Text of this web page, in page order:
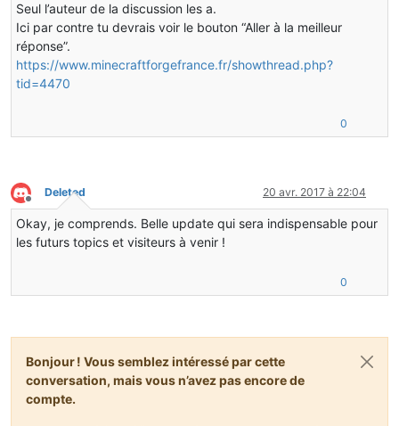
Seul l’auteur de la discussion les a.
Ici par contre tu devrais voir le bouton “Aller à la meilleur
réponse”.
https://www.minecraftforgefrance.fr/showthread.php?
tid=4470
0
Hors-ligne
Deleted 20 avr. 2017 à 22:04
Okay, je comprends. Belle update qui sera indispensable pour
les futurs topics et visiteurs à venir !
0
Bonjour ! Vous semblez intéressé par cette
conversation, mais vous n’avez pas encore de
compte.